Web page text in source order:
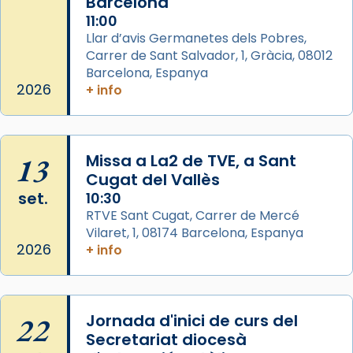
Arquebisbat de Barcelona
de Barcelona.
2 weeks ago
Aquest dilluns, 27 de juliol, ha tingut lloc la
missa d’acció de gràcies en agraïment al
L’arquebisbe de Barcelona, el cardenal Joan
Josep Omella, ha presidit la missa i l’ha
concelebrat el bisbe auxiliar de Barcelona,
Mons. David Abadías.
📸 Dr. G. Simón
2026
11:00
Llar d’avis Germanetes dels Pobres,
Carrer de Sant Salvador, 1, Gràcia, 08012
Barcelona, Espanya
+ info
13
set.
2026
Missa a La2 de TVE, a Sant
Cugat del Vallès
10:30
RTVE Sant Cugat, Carrer de Mercé
Vilaret, 1, 08174 Barcelona, Espanya
+ info
22
Jornada d'inici de curs del
Secretariat diocesà